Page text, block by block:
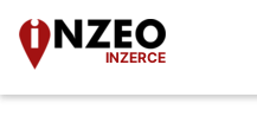
INZERCE